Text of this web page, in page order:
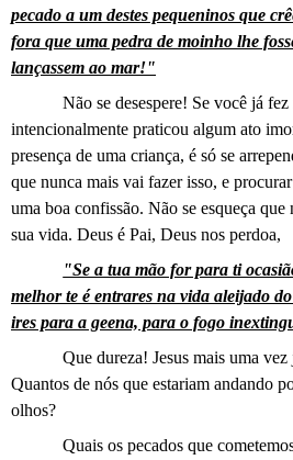
pecado a um destes pequeninos que
fora que uma pedra de moinho lhe
lançassem ao mar!"
Não se desespere! Se você já
intencionalmente praticou algum ato
presença de uma criança, é só se
que nunca mais vai fazer isso, e
uma boa confissão. Não se esqueça
sua vida. Deus é Pai, Deus nos perdoa,
"Se a tua mão for para ti
melhor te é entrares na vida aleijado
ires para a geena, para o fogo
Que dureza! Jesus mais uma
Quantos de nós que estariam andando
olhos?
Quais os pecados que